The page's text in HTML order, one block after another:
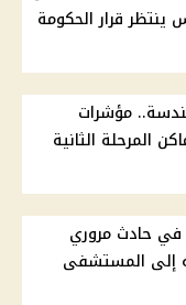
ينتظر قرار الحكومة
للهندسة.. مؤشرات
في حادث مروري
ونقله إلى المستشفى